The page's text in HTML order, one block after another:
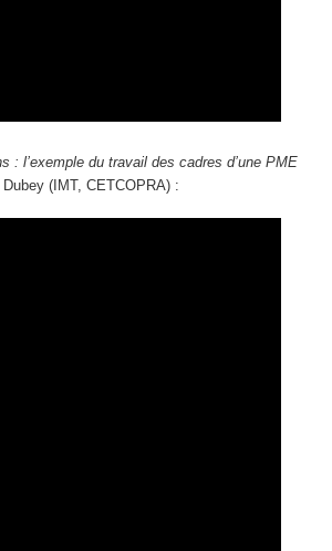
: l’exemple du travail des cadres d’une PME
(IMT, CETCOPRA) :